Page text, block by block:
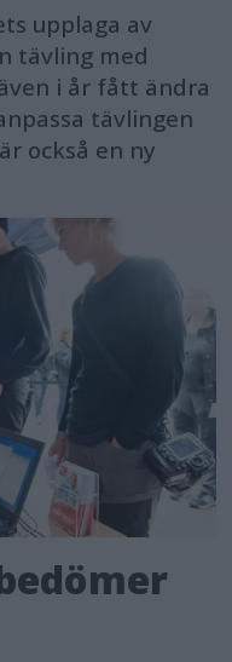
upplaga av
tävling med
i år fått ändra
tävlingen
också en ny